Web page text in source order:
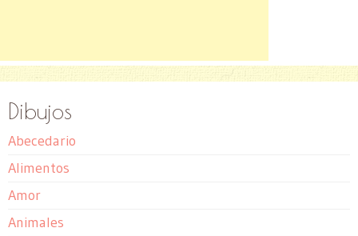
Dibujos
Abecedario
Alimentos
Amor
Animales